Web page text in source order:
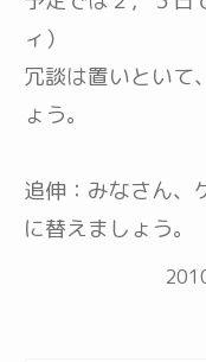
ィ）
冗談は置いといて
ょう。
追伸：みなさん、
に替えましょう。